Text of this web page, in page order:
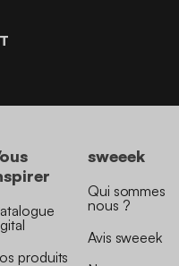
produits
sweeek
Qui sommes
nous ?
Avis sweeek